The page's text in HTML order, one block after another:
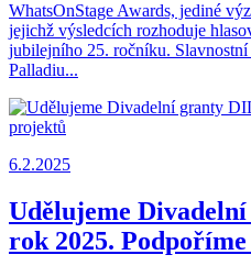
WhatsOnStage Awards, jediné
jejichž výsledcích rozhoduje
jubilejního 25. ročníku.
Palladiu...
6.2.2025
Udělujeme
rok 2025.